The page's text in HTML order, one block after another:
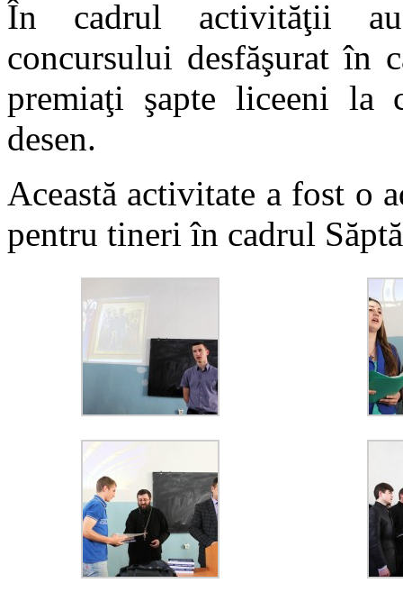
În cadrul activităţii
concursului desfăşurat în
premiaţi şapte liceeni la
desen.
Această activitate a fost o
pentru tineri în cadrul